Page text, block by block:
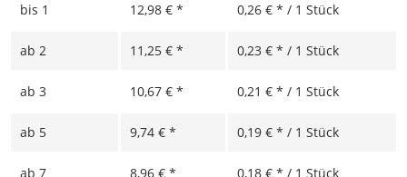
bis 1 12,98 € * 0,26 € * / 1 Stück
ab 2 11,25 € * 0,23 € * / 1 Stück
ab 3 10,67 € * 0,21 € * / 1 Stück
ab 5 9,74 € * 0,19 € * / 1 Stück
ab 7 8,96 € * 0,18 € * / 1 Stück